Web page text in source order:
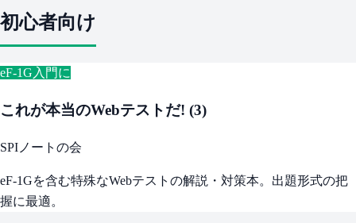
初心者向け
eF-1G入門に
これが本当のWebテストだ! (3)
SPIノートの会
eF-1Gを含む特殊なWebテストの解説・対策本。出題形式の把
握に最適。